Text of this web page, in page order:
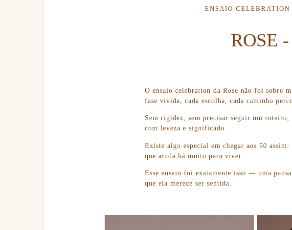
ENSAIO CELEBRATION
ROSE
O ensaio celebration da Rose não foi sobre
fase vivida, cada escolha, cada caminho
Sem rigidez, sem precisar seguir um
com leveza e significado.
Existe algo especial em chegar aos 50
que ainda há muito para viver.
Esse ensaio foi exatamente isso — uma
que ela merece ser sentida.